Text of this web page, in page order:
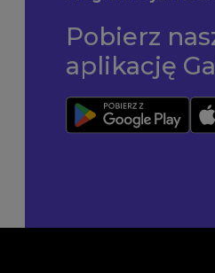
Pobierz
aplikację